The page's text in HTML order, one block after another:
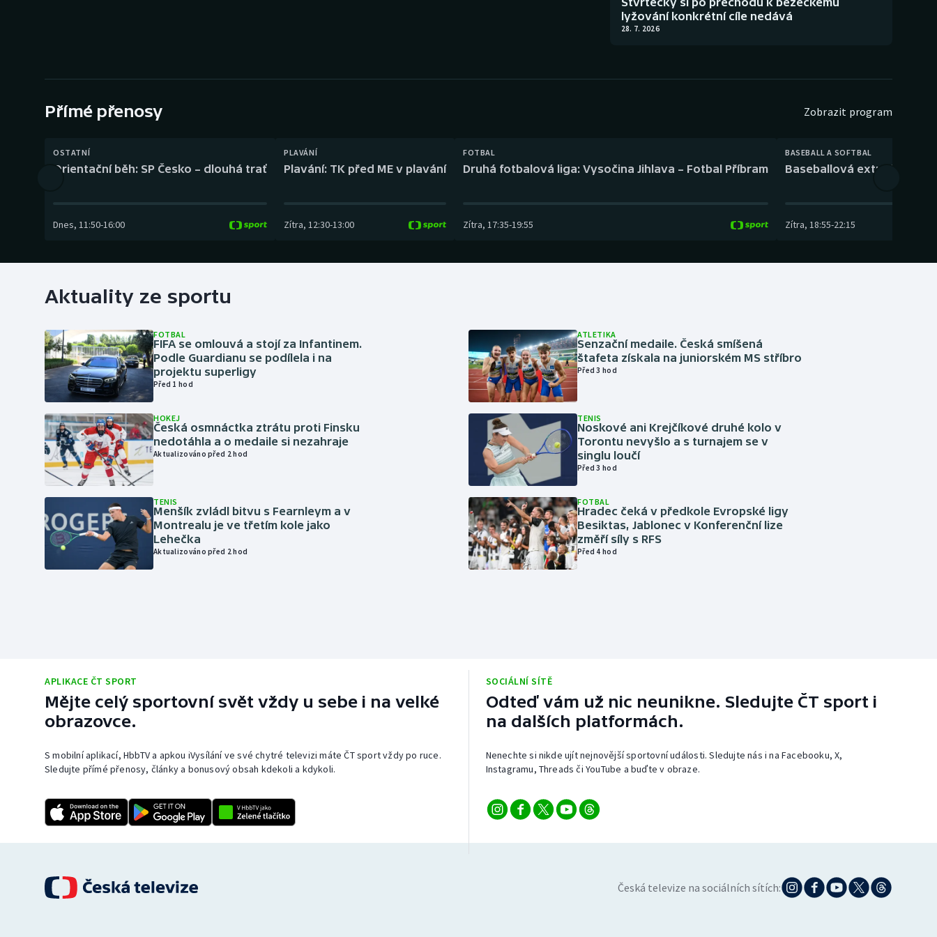
Gymnastika Plážový volejbal
lyžování konkrétní cíle nedává
28. 7. 2026
Přímé přenosy Zobrazit program
OSTATNÍ
Orientační běh: SP Česko – dlouhá trať
Dnes, 11:50-16:00
PLAVÁNÍ
Plavání: TK před ME v plavání
Zítra, 12:30-13:00
FOTBAL
Druhá fotbalová liga: Vysočina Jihlava – Fotbal Příbram
Zítra, 17:35-19:55
BASEBALL A SOFTBAL
Baseballová extraliga:
Zítra, 18:55-22:15
Aktuality ze sportu
FOTBAL
FIFA se omlouvá a stojí za Infantinem.
Podle Guardianu se podílela i na
projektu superligy
Před 1 hod
HOKEJ
Česká osmnáctka ztrátu proti Finsku
nedotáhla a o medaile si nezahraje
Aktualizováno před 2 hod
TENIS
Menšík zvládl bitvu s Fearnleym a v
Montrealu je ve třetím kole jako
Lehečka
Aktualizováno před 2 hod
ATLETIKA
Senzační medaile. Česká smíšená
štafeta získala na juniorském MS stříbro
Před 3 hod
TENIS
Noskové ani Krejčíkové druhé kolo v
Torontu nevyšlo a s turnajem se v
singlu loučí
Před 3 hod
FOTBAL
Hradec čeká v předkole Evropské ligy
Besiktas, Jablonec v Konferenční lize
změří síly s RFS
Před 4 hod
APLIKACE ČT SPORT
Mějte celý sportovní svět vždy u sebe i na velké
obrazovce.
S mobilní aplikací, HbbTV a apkou iVysílání ve své chytré televizi máte ČT sport vždy po ruce.
Sledujte přímé přenosy, články a bonusový obsah kdekoli a kdykoli.
SOCIÁLNÍ SÍTĚ
Odteď vám už nic neunikne. Sledujte ČT sport i
na dalších platformách.
Nenechte si nikde ujít nejnovější sportovní události. Sledujte nás i na Facebooku, X,
Instagramu, Threads či YouTube a buďte v obraze.
Česká televize na sociálních sítích: